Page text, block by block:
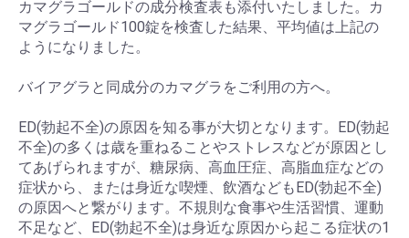
カマグラゴールドの成分検査表も添付いたしました。カ
マグラゴールド100錠を検査した結果、平均値は上記の
ようになりました。
バイアグラと同成分のカマグラをご利用の方へ。
ED(勃起不全)の原因を知る事が大切となります。ED(勃起
不全)の多くは歳を重ねることやストレスなどが原因とし
てあげられますが、糖尿病、高血圧症、高脂血症などの
症状から、または身近な喫煙、飲酒などもED(勃起不全)
の原因へと繋がります。不規則な食事や生活習慣、運動
不足など、ED(勃起不全)は身近な原因から起こる症状の1